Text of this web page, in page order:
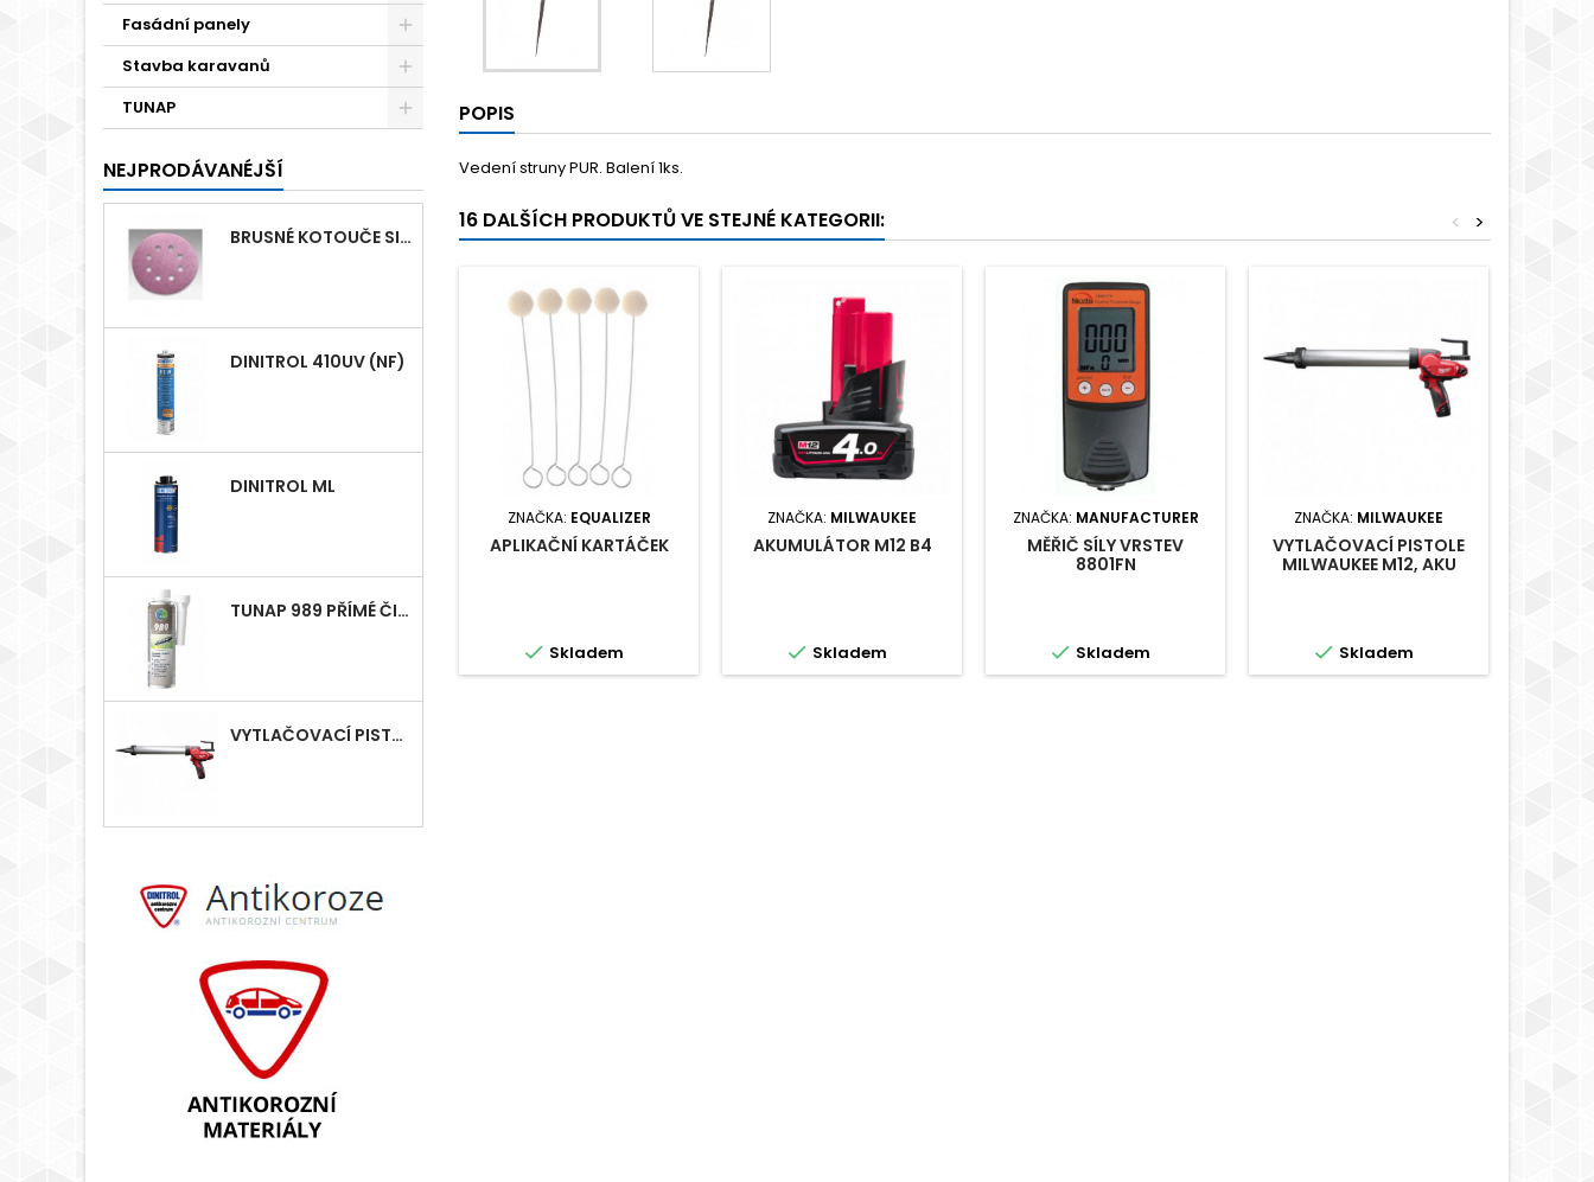
Fasádní panely
Stavba karavanů
TUNAP
NEJPRODÁVANÉJŠÍ
BRUSNÉ KOTOUČE SIASPEED D125MM S 8 OTVORY
DINITROL 410UV (NF)
DINITROL ML
TUNAP 989 PŘÍMÉ ČIŠTĚNÍ VSTŘIKOVÁNÍ - DIESEL
VYTLAČOVACÍ PISTOLE MILWAUKEE M12, AKU
POPIS
Vedení struny PUR. Balení 1ks.
16 DALŠÍCH PRODUKTŮ VE STEJNÉ KATEGORII: >
<
ZNAČKA: EQUALIZER
APLIKAČNÍ KARTÁČEK
 Skladem
ZNAČKA: MILWAUKEE
AKUMULÁTOR M12 B4
 Skladem
ZNAČKA: MANUFACTURER
MĚŘIČ SÍLY VRSTEV
8801FN
 Skladem
ZNAČKA: MILWAUKEE
VYTLAČOVACÍ PISTOLE
MILWAUKEE M12, AKU
 Skladem